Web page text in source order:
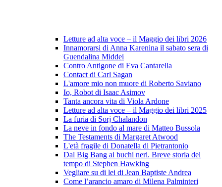
Letture ad alta voce – il Maggio dei libri 2026
Innamorarsi di Anna Karenina il sabato sera di
Guendalina Middei
Contro Antigone di Eva Cantarella
Contact di Carl Sagan
L'amore mio non muore di Roberto Saviano
Io, Robot di Isaac Asimov
Tanta ancora vita di Viola Ardone
Letture ad alta voce – il Maggio dei libri 2025
La furia di Sorj Chalandon
La neve in fondo al mare di Matteo Bussola
The Testaments di Margaret Atwood
L'età fragile di Donatella di Pietrantonio
Dal Big Bang ai buchi neri. Breve storia del
tempo di Stephen Hawking
Vegliare su di lei di Jean Baptiste Andrea
Come l’arancio amaro di Milena Palminteri